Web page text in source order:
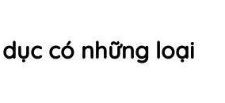
có những loại